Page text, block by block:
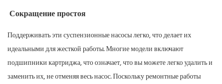
Сокращение простоя
Поддерживать эти суспензионные насосы легко, что делает их
идеальными для жесткой работы. Многие модели включают
подшипники картриджа, что означает, что вы можете легко удалить и
заменить их, не отменяя весь насос. Поскольку ремонтные работы